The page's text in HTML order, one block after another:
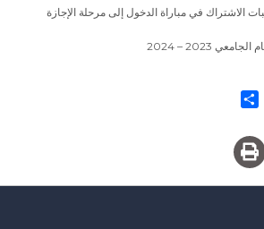
الاشتراك في مباراة الدخول إلى مرحلة الإجازة
2023 – 2024
Copy